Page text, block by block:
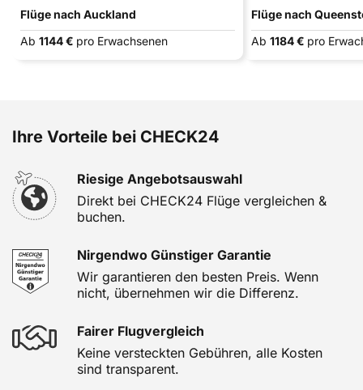
Flüge nach Auckland
Ab 1144 € pro Erwachsenen
Flüge nach
Ab 1184 € pro
Ihre Vorteile bei CHECK24
Riesige Angebotsauswahl
Direkt bei CHECK24 Flüge vergleichen &
buchen.
Nirgendwo Günstiger Garantie
Wir garantieren den besten Preis. Wenn
nicht, übernehmen wir die Differenz.
Fairer Flugvergleich
Keine versteckten Gebühren, alle Kosten
sind transparent.